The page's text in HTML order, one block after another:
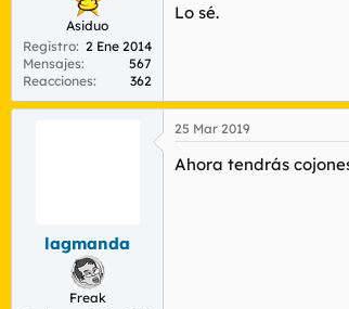
Asiduo
Registro 2 Ene 2014
Mensajes
567
Reacciones
362
Lo sé.
lagmanda
Freak
25 Mar 2019
Ahora tendrás